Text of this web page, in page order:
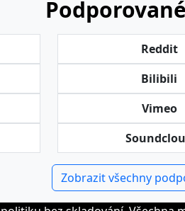
Reddit
Bilibili
Vimeo
Zobrazit všechny